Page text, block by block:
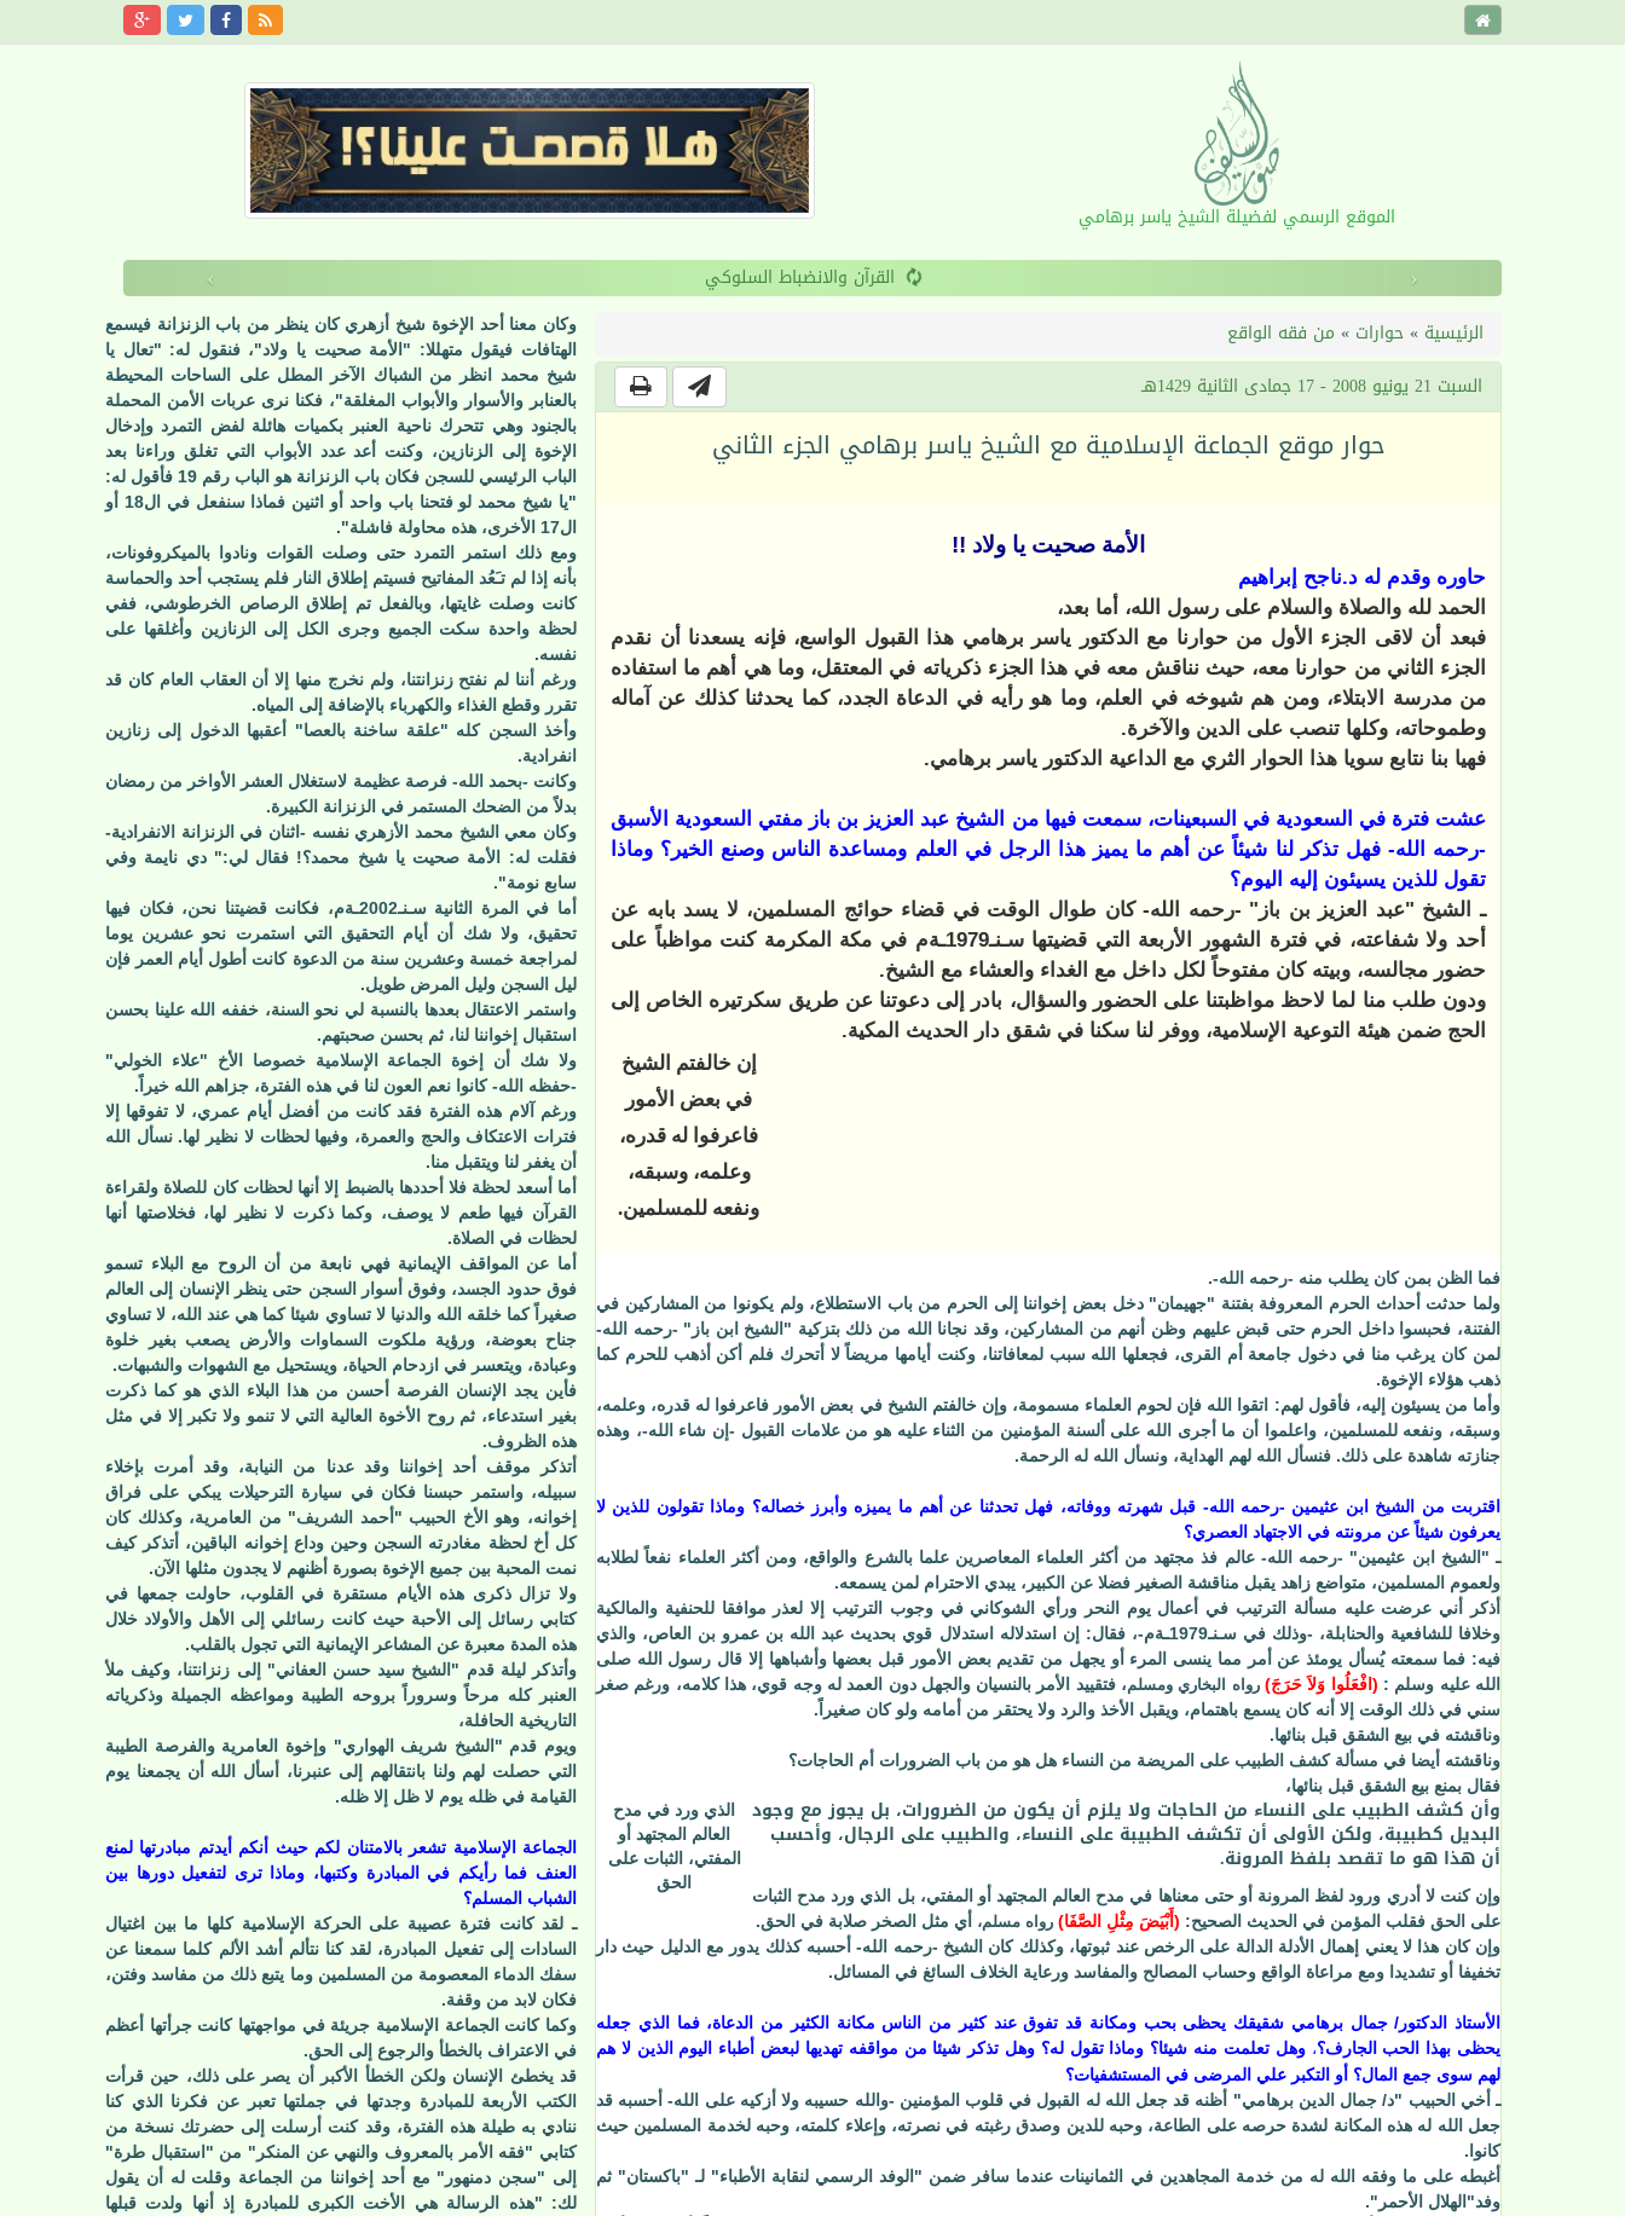
الموقع الرسمي لفضيلة الشيخ ياسر برهامي
القرآن والانضباط السلوكي
‹
›
الرئيسية »حوارات » من فقه الواقع
السبت 21 يونيو 2008 - 17 جمادى الثانية 1429هـ
حوار موقع الجماعة الإسلامية مع الشيخ ياسر برهامي الجزء الثاني
الأمة صحيت يا ولاد !!
حاوره وقدم له د.ناجح إبراهيم
الحمد لله والصلاة والسلام على رسول الله، أما بعد،
فبعد أن لاقى الجزء الأول من حوارنا مع الدكتور ياسر برهامي هذا القبول الواسع، فإنه يسعدنا أن نقدم
الجزء الثاني من حوارنا معه، حيث نناقش معه في هذا الجزء ذكرياته في المعتقل، وما هي أهم ما استفاده
من مدرسة الابتلاء، ومن هم شيوخه في العلم، وما هو رأيه في الدعاة الجدد، كما يحدثنا كذلك عن آماله
وطموحاته، وكلها تنصب على الدين والآخرة.
فهيا بنا نتابع سويا هذا الحوار الثري مع الداعية الدكتور ياسر برهامي.
عشت فترة في السعودية في السبعينات، سمعت فيها من الشيخ عبد العزيز بن باز مفتي السعودية الأسبق
-رحمه الله- فهل تذكر لنا شيئاً عن أهم ما يميز هذا الرجل في العلم ومساعدة الناس وصنع الخير؟ وماذا
تقول للذين يسيئون إليه اليوم؟
ـ الشيخ "عبد العزيز بن باز" -رحمه الله- كان طوال الوقت في قضاء حوائج المسلمين، لا يسد بابه عن
أحد ولا شفاعته، في فترة الشهور الأربعة التي قضيتها سـنـ1979ـةم في مكة المكرمة كنت مواظباً على
حضور مجالسه، وبيته كان مفتوحاً لكل داخل مع الغداء والعشاء مع الشيخ.
ودون طلب منا لما لاحظ مواظبتنا على الحضور والسؤال، بادر إلى دعوتنا عن طريق سكرتيره الخاص إلى
الحج ضمن هيئة التوعية الإسلامية، ووفر لنا سكنا في شقق دار الحديث المكية.
إن خالفتم الشيخ
في بعض الأمور
فاعرفوا له قدره،
وعلمه، وسبقه،
ونفعه للمسلمين.
فما الظن بمن كان يطلب منه -رحمه الله-.
ولما حدثت أحداث الحرم المعروفة بفتنة "جهيمان" دخل بعض إخواننا إلى الحرم من باب الاستطلاع، ولم يكونوا من المشاركين في
الفتنة، فحبسوا داخل الحرم حتى قبض عليهم وظن أنهم من المشاركين، وقد نجانا الله من ذلك بتزكية "الشيخ ابن باز" -رحمه الله-
لمن كان يرغب منا في دخول جامعة أم القرى، فجعلها الله سبب لمعافاتنا، وكنت أيامها مريضاً لا أتحرك فلم أكن أذهب للحرم كما
ذهب هؤلاء الإخوة.
وأما من يسيئون إليه، فأقول لهم: اتقوا الله فإن لحوم العلماء مسمومة، وإن خالفتم الشيخ في بعض الأمور فاعرفوا له قدره، وعلمه،
وسبقه، ونفعه للمسلمين، واعلموا أن ما أجرى الله على ألسنة المؤمنين من الثناء عليه هو من علامات القبول -إن شاء الله-، وهذه
جنازته شاهدة على ذلك. فنسأل الله لهم الهداية، ونسأل الله له الرحمة.
اقتربت من الشيخ ابن عثيمين -رحمه الله- قبل شهرته ووفاته، فهل تحدثنا عن أهم ما يميزه وأبرز خصاله؟ وماذا تقولون للذين لا
يعرفون شيئاً عن مرونته في الاجتهاد العصري؟
ـ "الشيخ ابن عثيمين" -رحمه الله- عالم فذ مجتهد من أكثر العلماء المعاصرين علما بالشرع والواقع، ومن أكثر العلماء نفعاً لطلابه
ولعموم المسلمين، متواضع زاهد يقبل مناقشة الصغير فضلا عن الكبير، يبدي الاحترام لمن يسمعه.
أذكر أني عرضت عليه مسألة الترتيب في أعمال يوم النحر ورأي الشوكاني في وجوب الترتيب إلا لعذر موافقا للحنفية والمالكية
وخلافا للشافعية والحنابلة، -وذلك في سـنـ1979ـةم-، فقال: إن استدلاله استدلال قوي بحديث عبد الله بن عمرو بن العاص، والذي
فيه: فما سمعته يُسأل يومئذ عن أمر مما ينسى المرء أو يجهل من تقديم بعض الأمور قبل بعضها وأشباهها إلا قال رسول الله صلى
الله عليه وسلم : ( افْعَلُوا وَلاَ حَرَجَ)رواه البخاري ومسلم، فتقييد الأمر بالنسيان والجهل دون العمد له وجه قوي، هذا كلامه، ورغم صغر
سني في ذلك الوقت إلا أنه كان يسمع باهتمام، ويقبل الأخذ والرد ولا يحتقر من أمامه ولو كان صغيراً.
وناقشته في بيع الشقق قبل بنائها.
وناقشته أيضا في مسألة كشف الطبيب على المريضة من النساء هل هو من باب الضرورات أم الحاجات؟
فقال بمنع بيع الشقق قبل بنائها،
الذي ورد في مدح
العالم المجتهد أو
المفتي، الثبات على
الحق
وأن كشف الطبيب على النساء من الحاجات ولا يلزم أن يكون من الضرورات، بل يجوز مع وجود
البديل كطبيبة، ولكن الأولى أن تكشف الطبيبة على النساء، والطبيب على الرجال، وأحسب
أن هذا هو ما تقصد بلفظ المرونة.
وإن كنت لا أدري ورود لفظ المرونة أو حتى معناها في مدح العالم المجتهد أو المفتي، بل الذي ورد مدح الثبات
على الحق فقلب المؤمن في الحديث الصحيح: (أَبْيَضَ مِثْلِ الصَّفَا) رواه مسلم، أي مثل الصخر صلابة في الحق.
وإن كان هذا لا يعني إهمال الأدلة الدالة على الرخص عند ثبوتها، وكذلك كان الشيخ -رحمه الله- أحسبه كذلك يدور مع الدليل حيث دار
تخفيفا أو تشديدا ومع مراعاة الواقع وحساب المصالح والمفاسد ورعاية الخلاف السائغ في المسائل.
الأستاذ الدكتور/ جمال برهامي شقيقك يحظى بحب ومكانة قد تفوق عند كثير من الناس مكانة الكثير من الدعاة، فما الذي جعله
يحظى بهذا الحب الجارف؟، وهل تعلمت منه شيئا؟ وماذا تقول له؟ وهل تذكر شيئا من مواقفه تهديها لبعض أطباء اليوم الذين لا هم
لهم سوى جمع المال؟ أو التكبر علي المرضى في المستشفيات؟
ـ أخي الحبيب "د/ جمال الدين برهامي" أظنه قد جعل الله له القبول في قلوب المؤمنين -والله حسيبه ولا أزكيه على الله- أحسبه قد
جعل الله له هذه المكانة لشدة حرصه على الطاعة، وحبه للدين وصدق رغبته في نصرته، وإعلاء كلمته، وحبه لخدمة المسلمين حيث
كانوا.
أغبطه على ما وفقه الله له من خدمة المجاهدين في الثمانينات عندما سافر ضمن "الوفد الرسمي لنقابة الأطباء" لـ "باكستان" ثم
وفد"الهلال الأحمر".
وكان معنا أحد الإخوة شيخ أزهري كان ينظر من باب الزنزانة فيسمع
الهتافات فيقول متهللا: "الأمة صحيت يا ولاد"، فنقول له: "تعال يا
شيخ محمد انظر من الشباك الآخر المطل على الساحات المحيطة
بالعنابر والأسوار والأبواب المغلقة"، فكنا نرى عربات الأمن المحملة
بالجنود وهي تتحرك ناحية العنبر بكميات هائلة لفض التمرد وإدخال
الإخوة إلى الزنازين، وكنت أعد عدد الأبواب التي تغلق وراءنا بعد
الباب الرئيسي للسجن فكان باب الزنزانة هو الباب رقم 19 فأقول له:
"يا شيخ محمد لو فتحنا باب واحد أو اثنين فماذا سنفعل في ال18 أو
ال17 الأخرى، هذه محاولة فاشلة".
ومع ذلك استمر التمرد حتى وصلت القوات ونادوا بالميكروفونات،
بأنه إذا لم تـَعُد المفاتيح فسيتم إطلاق النار فلم يستجب أحد والحماسة
كانت وصلت غايتها، وبالفعل تم إطلاق الرصاص الخرطوشي، ففي
لحظة واحدة سكت الجميع وجرى الكل إلى الزنازين وأغلقها على
نفسه.
ورغم أننا لم نفتح زنزانتنا، ولم نخرج منها إلا أن العقاب العام كان قد
تقرر وقطع الغذاء والكهرباء بالإضافة إلى المياه.
وأخذ السجن كله "علقة ساخنة بالعصا" أعقبها الدخول إلى زنازين
انفرادية.
وكانت -بحمد الله- فرصة عظيمة لاستغلال العشر الأواخر من رمضان
بدلاً من الضحك المستمر في الزنزانة الكبيرة.
وكان معي الشيخ محمد الأزهري نفسه -اثنان في الزنزانة الانفرادية-
فقلت له: الأمة صحيت يا شيخ محمد؟! فقال لي:" دي نايمة وفي
سابع نومة".
أما في المرة الثانية سـنـ2002ـةم، فكانت قضيتنا نحن، فكان فيها
تحقيق، ولا شك أن أيام التحقيق التي استمرت نحو عشرين يوما
لمراجعة خمسة وعشرين سنة من الدعوة كانت أطول أيام العمر فإن
ليل السجن وليل المرض طويل.
واستمر الاعتقال بعدها بالنسبة لي نحو السنة، خففه الله علينا بحسن
استقبال إخواننا لنا، ثم بحسن صحبتهم.
ولا شك أن إخوة الجماعة الإسلامية خصوصا الأخ "علاء الخولي"
-حفظه الله- كانوا نعم العون لنا في هذه الفترة، جزاهم الله خيراً.
ورغم آلام هذه الفترة فقد كانت من أفضل أيام عمري، لا تفوقها إلا
فترات الاعتكاف والحج والعمرة، وفيها لحظات لا نظير لها. نسأل الله
أن يغفر لنا ويتقبل منا.
أما أسعد لحظة فلا أحددها بالضبط إلا أنها لحظات كان للصلاة ولقراءة
القرآن فيها طعم لا يوصف، وكما ذكرت لا نظير لها، فخلاصتها أنها
لحظات في الصلاة.
أما عن المواقف الإيمانية فهي نابعة من أن الروح مع البلاء تسمو
فوق حدود الجسد، وفوق أسوار السجن حتى ينظر الإنسان إلى العالم
صغيراً كما خلقه الله والدنيا لا تساوي شيئا كما هي عند الله، لا تساوي
جناح بعوضة، ورؤية ملكوت السماوات والأرض يصعب بغير خلوة
وعبادة، ويتعسر في ازدحام الحياة، ويستحيل مع الشهوات والشبهات.
فأين يجد الإنسان الفرصة أحسن من هذا البلاء الذي هو كما ذكرت
بغير استدعاء، ثم روح الأخوة العالية التي لا تنمو ولا تكبر إلا في مثل
هذه الظروف.
أتذكر موقف أحد إخواننا وقد عدنا من النيابة، وقد أمرت بإخلاء
سبيله، واستمر حبسنا فكان في سيارة الترحيلات يبكي على فراق
إخوانه، وهو الأخ الحبيب "أحمد الشريف" من العامرية، وكذلك كان
كل أخ لحظة مغادرته السجن وحين وداع إخوانه الباقين، أتذكر كيف
نمت المحبة بين جميع الإخوة بصورة أظنهم لا يجدون مثلها الآن.
ولا تزال ذكرى هذه الأيام مستقرة في القلوب، حاولت جمعها في
كتابي رسائل إلى الأحبة حيث كانت رسائلي إلى الأهل والأولاد خلال
هذه المدة معبرة عن المشاعر الإيمانية التي تجول بالقلب.
وأتذكر ليلة قدم "الشيخ سيد حسن العفاني" إلى زنزانتنا، وكيف ملأ
العنبر كله مرحاً وسروراً بروحه الطيبة ومواعظه الجميلة وذكرياته
التاريخية الحافلة،
ويوم قدم "الشيخ شريف الهواري" وإخوة العامرية والفرصة الطيبة
التي حصلت لهم ولنا بانتقالهم إلى عنبرنا، أسأل الله أن يجمعنا يوم
القيامة في ظله يوم لا ظل إلا ظله.
الجماعة الإسلامية تشعر بالامتنان لكم حيث أنكم أيدتم مبادرتها لمنع
العنف فما رأيكم في المبادرة وكتبها، وماذا ترى لتفعيل دورها بين
الشباب المسلم؟
ـ لقد كانت فترة عصيبة على الحركة الإسلامية كلها ما بين اغتيال
السادات إلى تفعيل المبادرة، لقد كنا نتألم أشد الألم كلما سمعنا عن
سفك الدماء المعصومة من المسلمين وما يتبع ذلك من مفاسد وفتن،
فكان لابد من وقفة.
وكما كانت الجماعة الإسلامية جريئة في مواجهتها كانت جرأتها أعظم
في الاعتراف بالخطأ والرجوع إلى الحق.
قد يخطئ الإنسان ولكن الخطأ الأكبر أن يصر على ذلك، حين قرأت
الكتب الأربعة للمبادرة وجدتها في جملتها تعبر عن فكرنا الذي كنا
ننادي به طيلة هذه الفترة، وقد كنت أرسلت إلى حضرتك نسخة من
كتابي "فقه الأمر بالمعروف والنهي عن المنكر" من "استقبال طرة"
إلى "سجن دمنهور" مع أحد إخواننا من الجماعة وقلت له أن يقول
لك: "هذه الرسالة هي الأخت الكبرى للمبادرة إذ أنها ولدت قبلها